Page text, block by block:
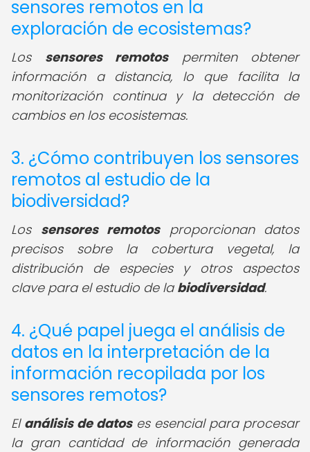
sensores remotos en la
exploración de ecosistemas?
Los sensores remotospermiten obtener
información a distancia, lo que facilita la
monitorización continua y la detección de
cambios en los ecosistemas.
3. ¿Cómo contribuyen los sensores
remotos al estudio de la
biodiversidad?
Los sensores remotosproporcionan datos
precisos sobre la cobertura vegetal, la
distribución de especies y otros aspectos
clave para el estudio de la biodiversidad.
4. ¿Qué papel juega el análisis de
datos en la interpretación de la
información recopilada por los
sensores remotos?
El análisis de datoses esencial para procesar
la gran cantidad de información generada